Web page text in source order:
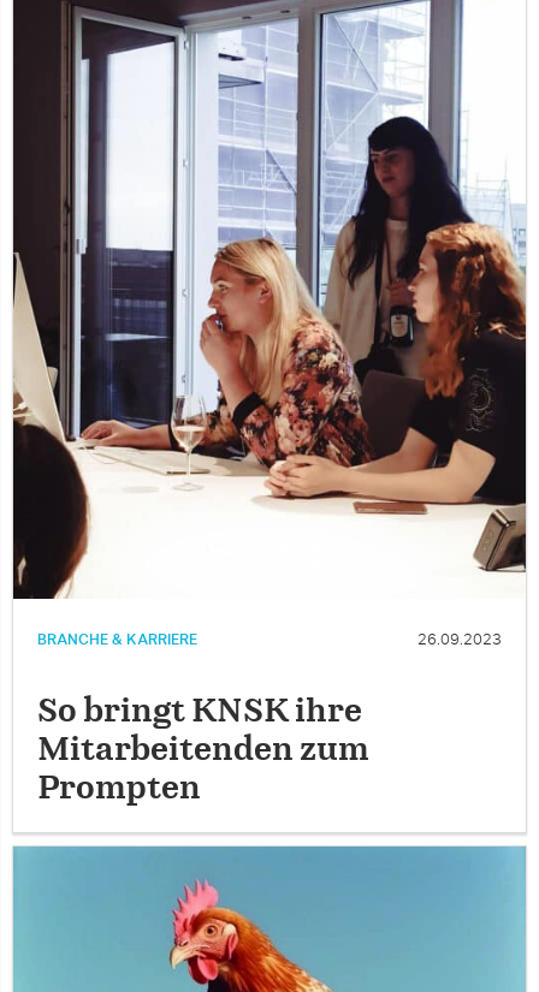
BRANCHE & KARRIERE 26.09.2023
So bringt KNSK ihre
Mitarbeitenden zum
Prompten